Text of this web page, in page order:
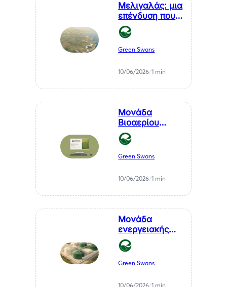
Μελιγαλάς: μια
επένδυση που
μετατρέπει ένα
χρόνιο
πρόβλημα της
καθαρή
ενέργεια
Green Swans
10/06/2026/1 min
Μονάδα
Βιοαερίου
Βιοστερεά Α.Ε.
στον Μελιγαλά
Green Swans
10/06/2026/1 min
Μονάδα
ενεργειακής
αξιοποίησης
αγροτικών
υπολειμμάτων
— ΒΙΠΕ
Green Swans
10/06/2026/1 min